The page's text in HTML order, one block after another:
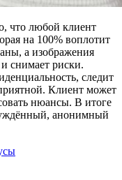
что любой клиент
на 100% воплотит
а изображения
и снимает риски.
следит
Клиент может
нюансы. В итоге
анонимный